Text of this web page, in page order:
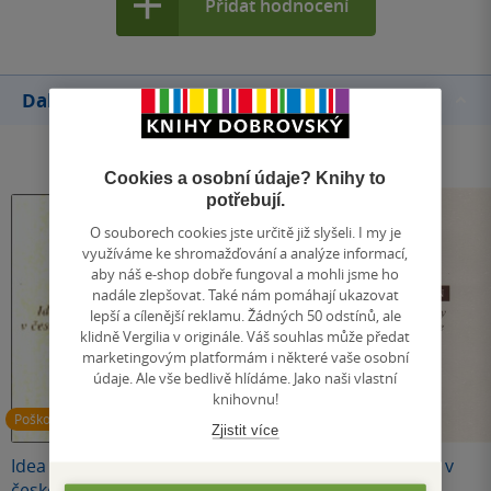
Přidat hodnocení
Další knihy autora
Poškozené
Idea lidských práv v
Etické vztahy v
Cookies a osobní údaje? Knihy to
potřebují.
O souborech cookies jste určitě již slyšeli. I my je
využíváme ke shromažďování a analýze informací,
aby náš e-shop dobře fungoval a mohli jsme ho
nadále zlepšovat. Také nám pomáhají ukazovat
lepší a cílenější reklamu. Žádných 50 odstínů, ale
klidně Vergilia v originále. Váš souhlas může předat
marketingovým platformám i některé vaše osobní
údaje. Ale vše bedlivě hlídáme. Jako naši vlastní
knihovnu!
Zjistit více